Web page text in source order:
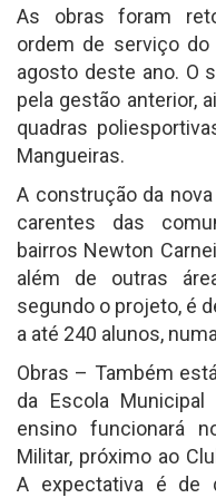
As obras foram
ordem de serviço do
agosto deste ano. O
pela gestão anterior,
quadras
Mangueiras.
A construção da
carentes das
bairros Newton
além de outras
segundo o projeto, é
a até 240 alunos,
Obras – Também
da Escola
ensino funcionará
Militar, próximo ao
A expectativa é de